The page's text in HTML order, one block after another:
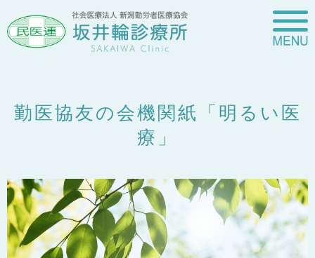
勤医協友の会機関紙「明るい医
療」